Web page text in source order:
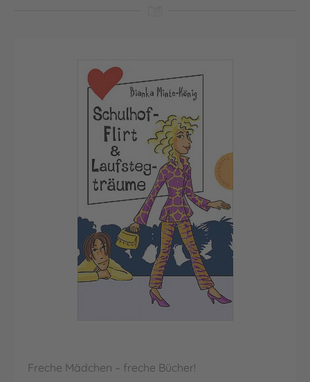
Freche Mädchen – freche Bücher!